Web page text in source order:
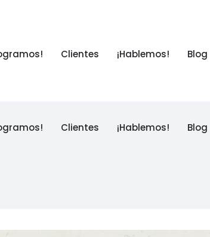
Clientes ¡Hablemos! Blog
Clientes ¡Hablemos! Blog